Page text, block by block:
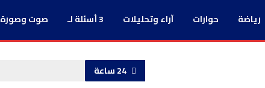
رياضة حوارات آراء وتحليلات 3 أسئلة لـ صوت وصورة
24 ساعة